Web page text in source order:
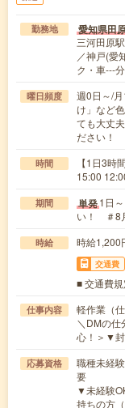
勤務地 愛知県田
三河田原
／神戸(愛
ク・車---分
曜日頻度
週0日～/
け」など
ても大丈
ださい！
時間
【1日3時
15:00
期間 単発1日
い！ ＃8
時給 時給1,200
交通費
■ 交通費
仕事内容
軽作業（
＼DMの仕
心！＞▼
応募資格
職種未経
要
▼未経験
持ちの方